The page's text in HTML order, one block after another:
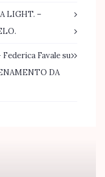
LIGHT. –
Favalesu
DA